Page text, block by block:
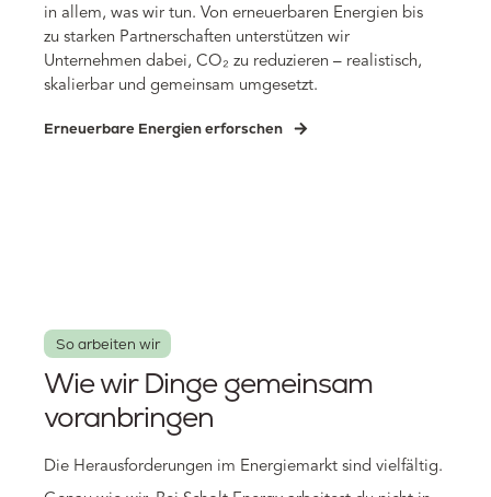
in allem, was wir tun. Von erneuerbaren Energien bis
zu starken Partnerschaften unterstützen wir
Unternehmen dabei, CO₂ zu reduzieren – realistisch,
skalierbar und gemeinsam umgesetzt.
Erneuerbare Energien erforschen
So arbeiten wir
Wie wir Dinge gemeinsam
voranbringen
Die Herausforderungen im Energiemarkt sind vielfältig.